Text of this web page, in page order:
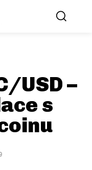
USD –
s